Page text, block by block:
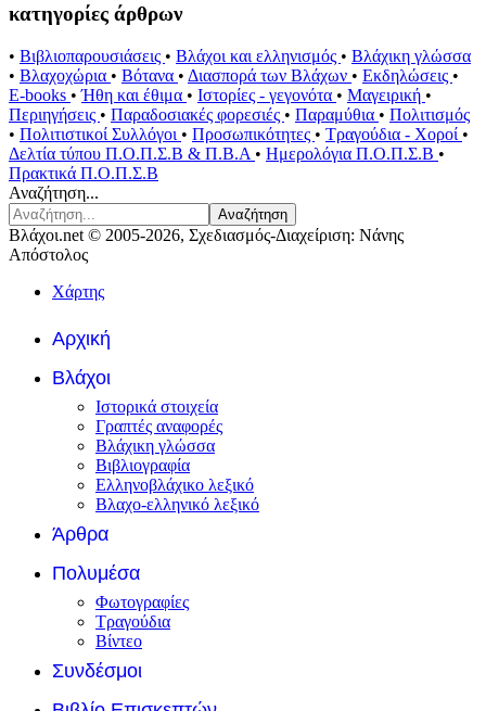
κατηγορίες άρθρων
• Βιβλιοπαρουσιάσεις • Βλάχοι και ελληνισμός • Βλάχικη γλώσσα
• Βλαχοχώρια • Βότανα • Διασπορά των Βλάχων • Εκδηλώσεις •
E-books •Ήθη και έθιμα • Ιστορίες - γεγονότα • Μαγειρική •
Περιηγήσεις • Παραδοσιακές φορεσιές • Παραμύθια • Πολιτισμός
• Πολιτιστικοί Συλλόγοι • Προσωπικότητες • Τραγούδια - Χοροί •
Δελτία τύπου Π.Ο.Π.Σ.Β & Π.Β.Α • Ημερολόγια Π.Ο.Π.Σ.Β •
Πρακτικά Π.Ο.Π.Σ.Β
Αναζήτηση...
Αναζήτηση
Βλάχοι.net © 2005-2026, Σχεδιασμός-Διαχείριση: Νάνης
Απόστολος
Χάρτης
Αρχική
Βλάχοι
Ιστορικά στοιχεία
Γραπτές αναφορές
Βλάχικη γλώσσα
Βιβλιογραφία
Ελληνοβλάχικο λεξικό
Βλαχο-ελληνικό λεξικό
Άρθρα
Πολυμέσα
Φωτογραφίες
Τραγούδια
Βίντεο
Συνδέσμοι